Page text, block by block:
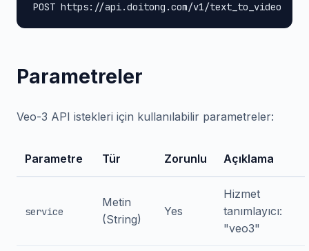
POST https://api.doitong.com/v1/text_to_video
Parametreler
Veo-3 API istekleri için kullanılabilir parametreler:
Parametre Tür Zorunlu Açıklama
service
Metin
(String)
Yes
Hizmet
tanımlayıcı:
"veo3"